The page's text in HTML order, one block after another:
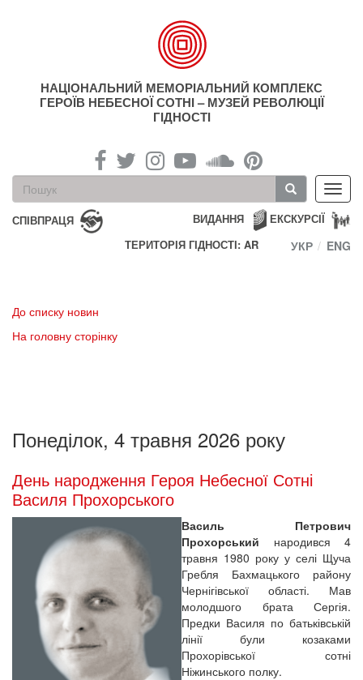
НАЦІОНАЛЬНИЙ МЕМОРІАЛЬНИЙ КОМПЛЕКС
ГЕРОЇВ НЕБЕСНОЇ СОТНІ – МУЗЕЙ РЕВОЛЮЦІЇ
ГІДНОСТІ
Пошукова
форма
Пошук
СПІВПРАЦЯ ЕКСКУРСІЇ
ВИДАННЯ
ТЕРИТОРІЯ ГІДНОСТІ: AR
УКР ENG
До списку новин
На головну сторінку
Понеділок, 4 травня 2026 року
День народження Героя Небесної Сотні
Василя Прохорського
Василь Петрович
Прохорський народився 4
травня 1980 року у селі Щуча
Гребля Бахмацького району
Чернігівської області. Мав
молодшого брата Сергія.
Предки Василя по батьківській
лінії були козаками
Прохорівської сотні
Ніжинського полку.